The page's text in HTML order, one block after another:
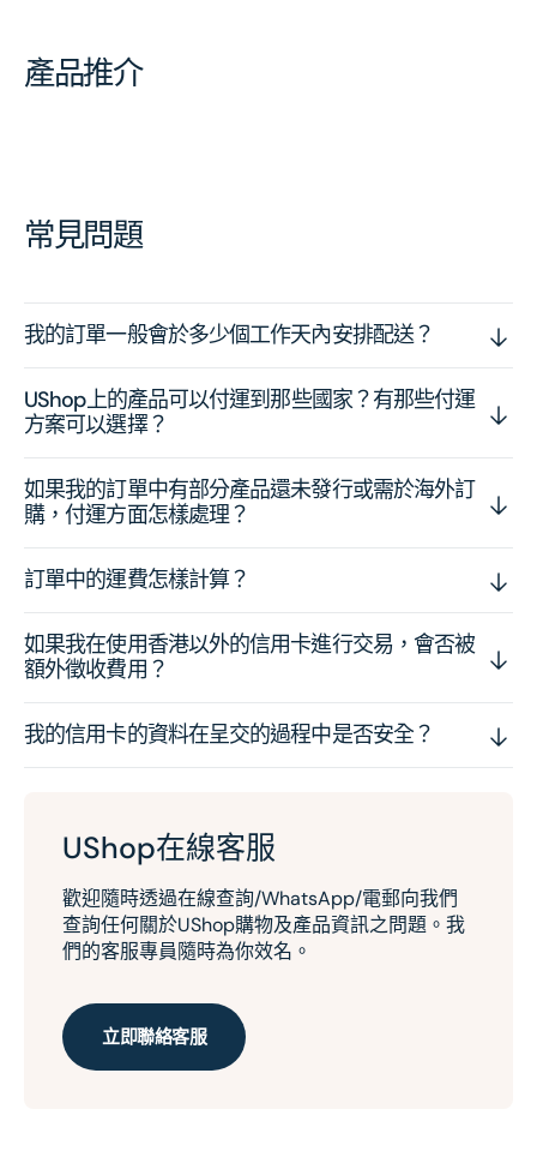
產品推介
常見問題
我的訂單一般會於多少個工作天內安排配送？
UShop上的產品可以付運到那些國家？有那些付運
方案可以選擇？
如果我的訂單中有部分產品還未發行或需於海外訂
購，付運方面怎樣處理？
訂單中的運費怎樣計算？
如果我在使用香港以外的信用卡進行交易，會否被
額外徵收費用？
我的信用卡的資料在呈交的過程中是否安全？
UShop在線客服
歡迎隨時透過在線查詢/WhatsApp/電郵向我們
查詢任何關於UShop購物及產品資訊之問題。我
們的客服專員隨時為你效名。
立即聯絡客服